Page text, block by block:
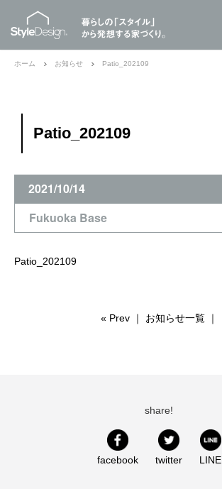
ホーム お知らせ Patio_202109
Patio_202109
2021/10/14
Fukuoka Base
Patio_202109
« Prev｜ お知らせ一覧｜
share!
facebook twitter LINE